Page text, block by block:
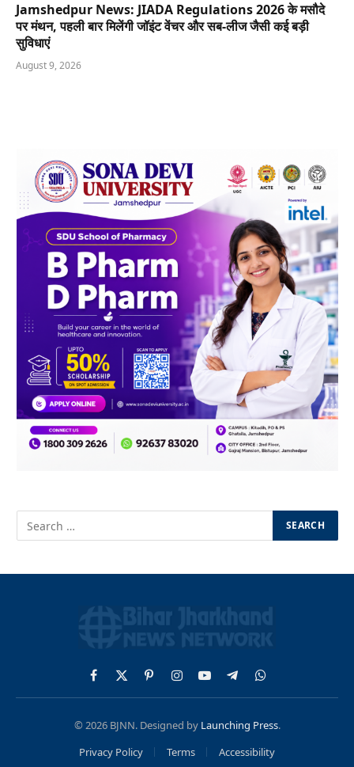
Jamshedpur News: JIADA Regulations 2026 के मसौदे
पर मंथन, पहली बार मिलेंगी जॉइंट वेंचर और सब-लीज जैसी कई बड़ी
सुविधाएं
August 9, 2026
Facebook
X
(Twitter)
PinterestInstagram
YouTubeTelegramWhatsApp
© 2026 BJNN. Designed by Launching Press.
Privacy Policy
Terms Accessibility